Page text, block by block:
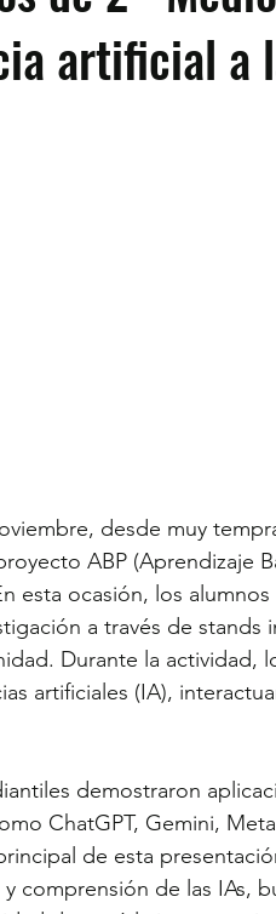
artificial a
desde muy
ABP (Aprendizaje
esta ocasión, los
a través de
Durante la actividad,
artificiales (IA),
demostraron
ChatGPT, Gemini,
de esta
comprensión de las IAs,